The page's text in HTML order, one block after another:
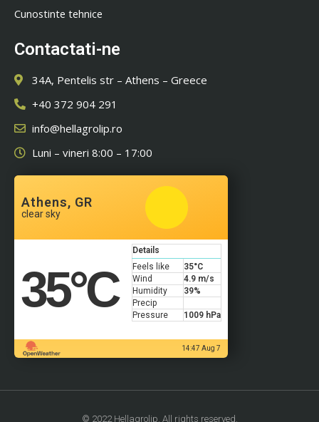
Cunostinte tehnice
Contactati-ne
34A, Pentelis str – Athens – Greece
+40 372 904 291
info@hellagrolip.ro
Luni – vineri 8:00 – 17:00
Athens, GR
clear sky
35°C
Details
Feels like
35°C
Wind
4.9 m/s
Humidity
39%
Precip
Pressure
1009 hPa
14:47 Aug 7
© 2022 Hellagrolip. All rights reserved.